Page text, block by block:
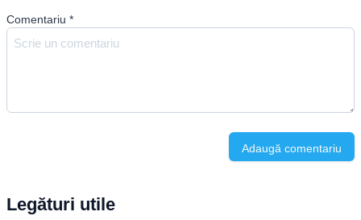
Comentariu *
Adaugă comentariu
Legături utile